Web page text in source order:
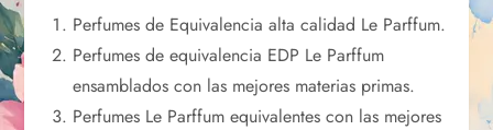
Perfumes de Equivalencia alta calidad Le Parffum.
Perfumes de equivalencia EDP Le Parffum
ensamblados con las mejores materias primas.
Perfumes Le Parffum equivalentes con las mejores